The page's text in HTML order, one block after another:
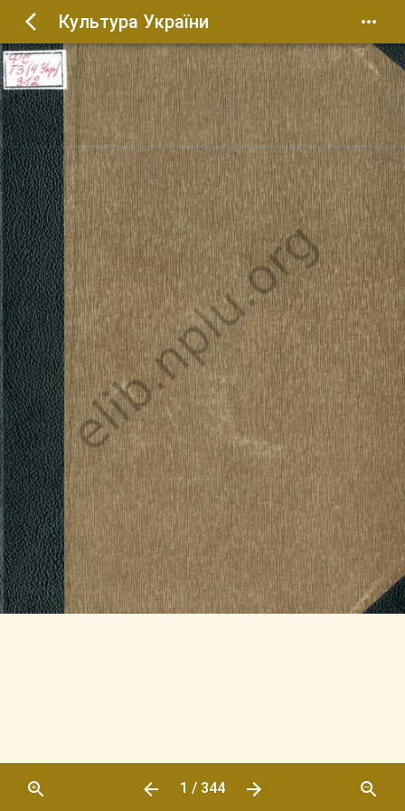
Культура України
1 / 344